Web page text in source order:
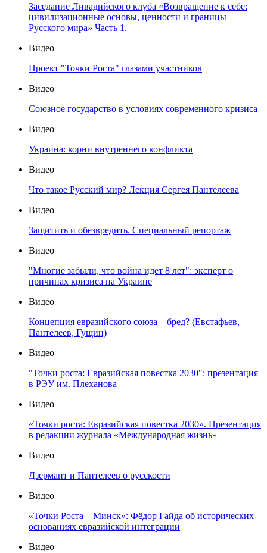
Заседание Ливадийского клуба «Возвращение к себе:
цивилизационные основы, ценности и границы
Русского мира» Часть 1.
Видео
Проект "Точки Роста" глазами участников
Видео
Союзное государство в условиях современного кризиса
Видео
Украина: корни внутреннего конфликта
Видео
Что такое Русский мир? Лекция Сергея Пантелеева
Видео
Защитить и обезвредить. Специальный репортаж
Видео
"Многие забыли, что война идет 8 лет": эксперт о
причинах кризиса на Украине
Видео
Концепция евразийского союза – бред? (Евстафьев,
Пантелеев, Гущин)
Видео
"Точки роста: Евразийская повестка 2030": презентация
в РЭУ им. Плеханова
Видео
«Точки роста: Евразийская повестка 2030». Презентация
в редакции журнала «Международная жизнь»
Видео
Дзермант и Пантелеев о русскости
Видео
«Точки Роста – Минск»: Фёдор Гайда об исторических
основаниях евразийской интеграции
Видео